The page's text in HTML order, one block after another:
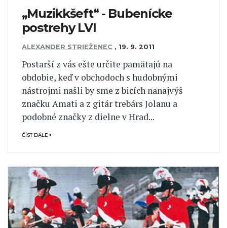
„Muzikkšeft“ - Bubenícke
postrehy LVI
ALEXANDER STRIEŽENEC , 19. 9. 2011
Postarší z vás ešte určite pamätajú na
obdobie, keď v obchodoch s hudobnými
nástrojmi našli by sme z bicích nanajvýš
značku Amati a z gitár trebárs Jolanu a
podobné značky z dielne v Hrad...
ČÍST DÁLE